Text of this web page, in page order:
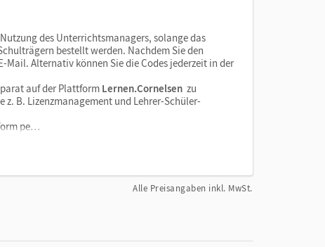
des Unterrichtsmanagers, solange das
bestellt werden. Nachdem Sie den
Mail. Alternativ können Sie die Codes jederzeit in der
auf der Plattform Lernen.Cornelsen zu
B. Lizenzmanagement und Lehrer-Schüler-
pe…
Alle Preisangaben inkl. MwSt.